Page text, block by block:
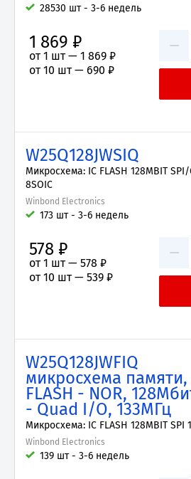
28530 шт - 3-6 недель
−
1 869 ₽
от 1 шт — 1 869 ₽
от 10 шт — 690 ₽
W25Q128JWSIQ
Микросхема: IC FLASH 128MBIT SPI/
8SOIC
Winbond Electronics
173 шт - 3-6 недель
−
578 ₽
от 1 шт — 578 ₽
от 10 шт — 539 ₽
W25Q128JWFIQ
микросхема памяти,
FLASH - NOR,
- Quad I/O, 133МГц
Микросхема: IC FLASH 128MBIT SPI
Winbond Electronics
139 шт - 3-6 недель